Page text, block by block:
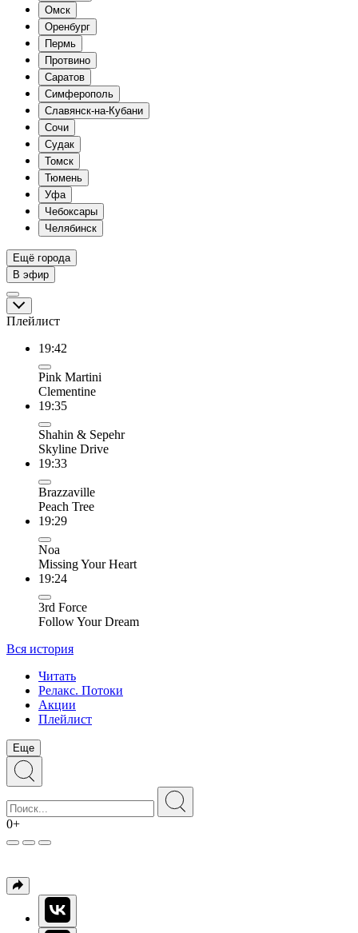
Омск
Оренбург
Пермь
Протвино
Саратов
Симферополь
Славянск-на-Кубани
Сочи
Судак
Томск
Тюмень
Уфа
Чебоксары
Челябинск
Ещё города
В эфир
Плейлист
19:42
Pink Martini
Clementine
19:35
Shahin & Sepehr
Skyline Drive
19:33
Brazzaville
Peach Tree
19:29
Noa
Missing Your Heart
19:24
3rd Force
Follow Your Dream
Вся история
Читать
Релакс. Потоки
Акции
Плейлист
Еще
0+